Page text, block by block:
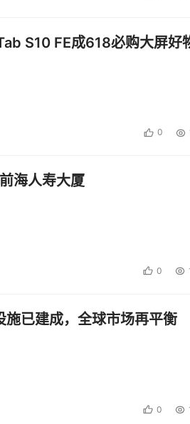
S10 FE成618必购大屏好
0
海人寿大厦
0
已建成，全球市场再平衡
0